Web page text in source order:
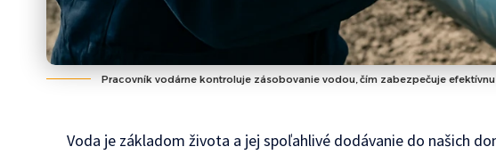
Pracovník vodárne kontroluje zásobovanie vodou, čím zabezpečuje
Voda je základom života a jej spoľahlivé dodávanie do našich